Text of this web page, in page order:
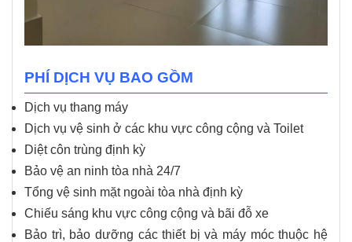
PHÍ DỊCH VỤ BAO GỒM
Dịch vụ thang máy
Dịch vụ vệ sinh ở các khu vực công cộng và Toilet
Diệt côn trùng định kỳ
Bảo vệ an ninh tòa nhà 24/7
Tổng vệ sinh mặt ngoài tòa nhà định kỳ
Chiếu sáng khu vực công cộng và bãi đỗ xe
Bảo trì, bảo dưỡng các thiết bị và máy móc thuộc hệ